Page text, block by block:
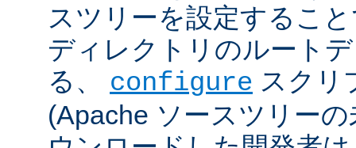
スツリーを設定するこ
ディレクトリのルート
る、 configure スクリ
(Apache ソースツリー